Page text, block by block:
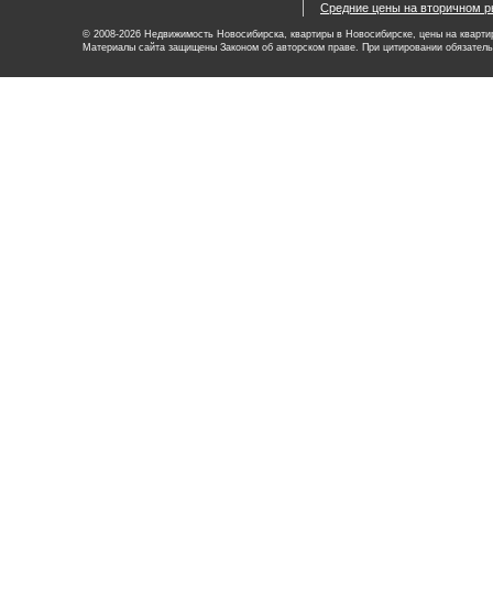
Средние цены на вторичном
© 2008-2026 Недвижимость Новосибирска, квартиры в Новосибирске, цены на
Материалы сайта защищены Законом об авторском праве. При цитировании